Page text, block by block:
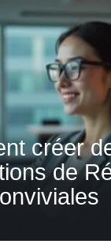
créer
de